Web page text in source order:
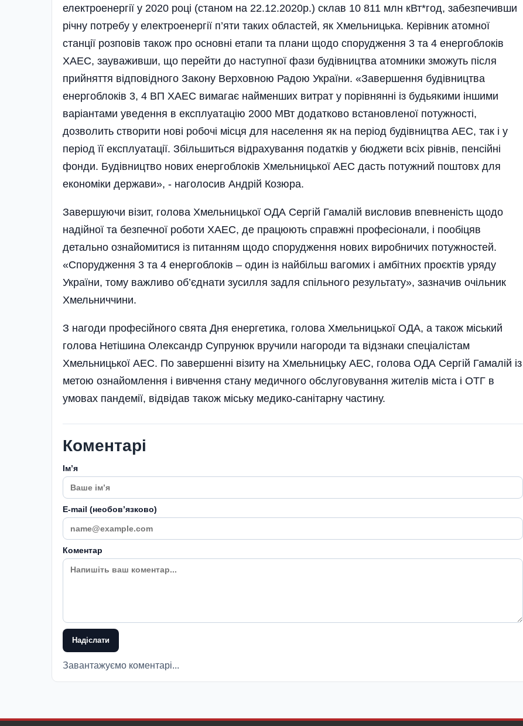
електроенергії у 2020 році (станом на 22.12.2020р.) склав 10 811 млн кВт*год, забезпечивши
річну потребу у електроенергії п’яти таких областей, як Хмельницька. Керівник атомної
станції розповів також про основні етапи та плани щодо спорудження 3 та 4 енергоблоків
ХАЕС, зауваживши, що перейти до наступної фази будівництва атомники зможуть після
прийняття відповідного Закону Верховною Радою України. «Завершення будівництва
енергоблоків 3, 4 ВП ХАЕС вимагає найменших витрат у порівнянні із будьякими іншими
варіантами уведення в експлуатацію 2000 МВт додатково встановленої потужності,
дозволить створити нові робочі місця для населення як на період будівництва АЕС, так і у
період її експлуатації. Збільшиться відрахування податків у бюджети всіх рівнів, пенсійні
фонди. Будівництво нових енергоблоків Хмельницької АЕС дасть потужний поштовх для
економіки держави», - наголосив Андрій Козюра.
Завершуючи візит, голова Хмельницької ОДА Сергій Гамалій висловив впевненість щодо
надійної та безпечної роботи ХАЕС, де працюють справжні професіонали, і пообіцяв
детально ознайомитися із питанням щодо спорудження нових виробничих потужностей.
«Спорудження 3 та 4 енергоблоків – один із найбільш вагомих і амбітних проєктів уряду
України, тому важливо об’єднати зусилля задля спільного результату», зазначив очільник
Хмельниччини.
З нагоди професійного свята Дня енергетика, голова Хмельницької ОДА, а також міський
голова Нетішина Олександр Супрунюк вручили нагороди та відзнаки спеціалістам
Хмельницької АЕС. По завершенні візиту на Хмельницьку АЕС, голова ОДА Сергій Гамалій із
метою ознайомлення і вивчення стану медичного обслуговування жителів міста і ОТГ в
умовах пандемії, відвідав також міську медико-санітарну частину.
Коментарі
Імʼя
E-mail (необовʼязково)
Коментар
Надіслати
Завантажуємо коментарі...